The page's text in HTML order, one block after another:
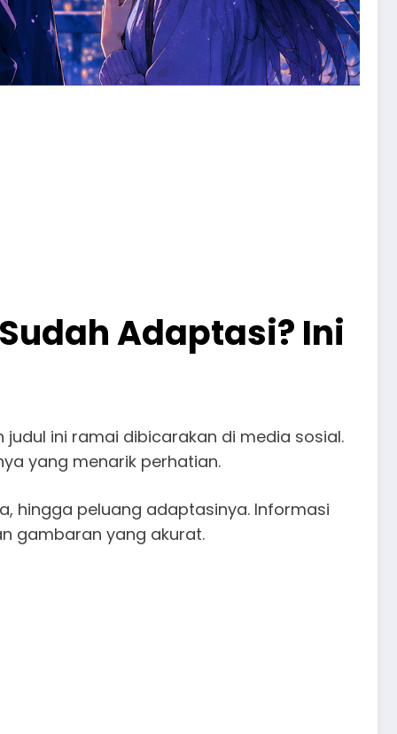
Adaptasi? Ini
judul ini ramai dibicarakan di media sosial.
yang menarik perhatian.
hingga peluang adaptasinya. Informasi
gambaran yang akurat.